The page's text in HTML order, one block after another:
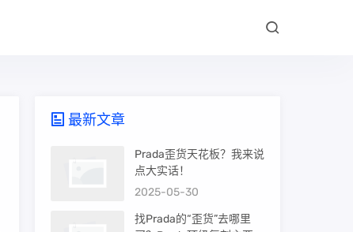
最新文章
Prada歪货天花板？我来说
点大实话！
2025-05-30
找Prada的“歪货”去哪里